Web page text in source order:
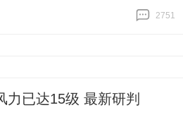
2751
力已达15级 最新研判